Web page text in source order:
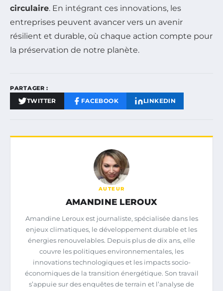
circulaire. En intégrant ces innovations, les
entreprises peuvent avancer vers un avenir
résilient et durable, où chaque action compte pour
la préservation de notre planète.
PARTAGER :
TWITTER FACEBOOK LINKEDIN
AUTEUR
AMANDINE LEROUX
Amandine Leroux est journaliste, spécialisée dans les
enjeux climatiques, le développement durable et les
énergies renouvelables. Depuis plus de dix ans, elle
couvre les politiques environnementales, les
innovations technologiques et les impacts socio-
économiques de la transition énergétique. Son travail
s’appuie sur des enquêtes de terrain et l’analyse de